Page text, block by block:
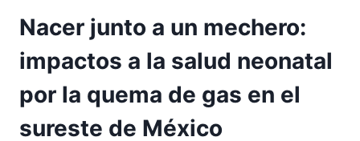
Nacer junto a un mechero:
impactos a la salud neonatal
por la quema de gas en el
sureste de México